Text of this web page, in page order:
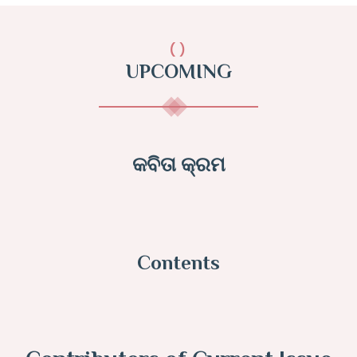
()
UPCOMING
କବିତା କ୍ରମ
Contents